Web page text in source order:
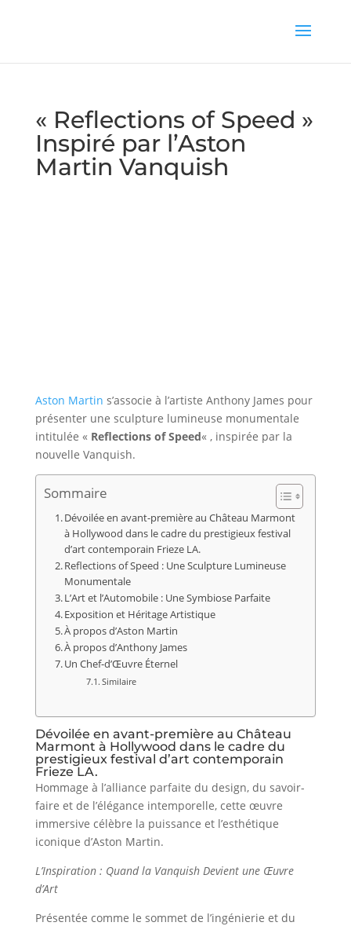
« Reflections of Speed »
Inspiré par l’Aston
Martin Vanquish
Aston Martin s’associe à l’artiste Anthony James pour
présenter une sculpture lumineuse monumentale
intitulée « Reflections of Speed« , inspirée par la
nouvelle Vanquish.
Sommaire
Dévoilée en avant-première au Château Marmont
à Hollywood dans le cadre du prestigieux festival
d’art contemporain Frieze LA.
Reflections of Speed : Une Sculpture Lumineuse
Monumentale
L’Art et l’Automobile : Une Symbiose Parfaite
Exposition et Héritage Artistique
À propos d’Aston Martin
À propos d’Anthony James
Un Chef-d’Œuvre Éternel
Similaire
Dévoilée en avant-première au Château
Marmont à Hollywood dans le cadre du
prestigieux festival d’art contemporain
Frieze LA.
Hommage à l’alliance parfaite du design, du savoir-
faire et de l’élégance intemporelle, cette œuvre
immersive célèbre la puissance et l’esthétique
iconique d’Aston Martin.
L’Inspiration : Quand la Vanquish Devient une Œuvre
d’Art
Présentée comme le sommet de l’ingénierie et du